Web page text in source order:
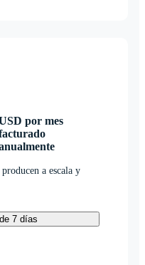
por mes
a escala y
7 días